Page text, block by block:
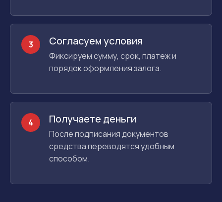
3 Согласуем условия
Фиксируем сумму, срок, платеж и
порядок оформления залога.
4 Получаете деньги
После подписания документов
средства переводятся удобным
способом.